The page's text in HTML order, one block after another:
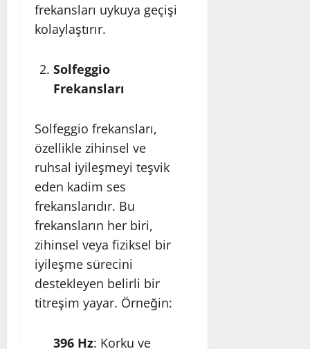
frekansları uykuya geçişi
kolaylaştırır.
Solfeggio
Frekansları
Solfeggio frekansları,
özellikle zihinsel ve
ruhsal iyileşmeyi teşvik
eden kadim ses
frekanslarıdır. Bu
frekansların her biri,
zihinsel veya fiziksel bir
iyileşme sürecini
destekleyen belirli bir
titreşim yayar. Örneğin:
396 Hz: Korku ve